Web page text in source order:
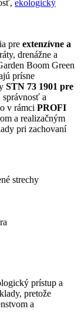
ekologický
pre extenzívne a
drenážne a
Boom Green
prísne
STN 73 1901 pre
správnosť a
v rámci PROFI
a realizačným
pri zachovaní
strechy
prístup a
pretože
a